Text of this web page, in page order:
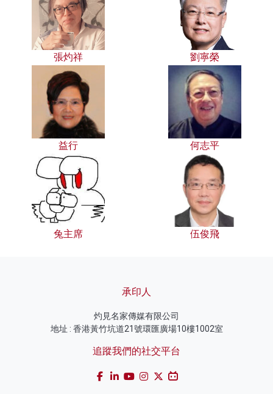
張灼祥 劉寧榮
益行 何志平
兔主席 伍俊飛
承印人
灼見名家傳媒有限公司
地址 : 香港黃竹坑道21號環匯廣場10樓1002室
追蹤我們的社交平台